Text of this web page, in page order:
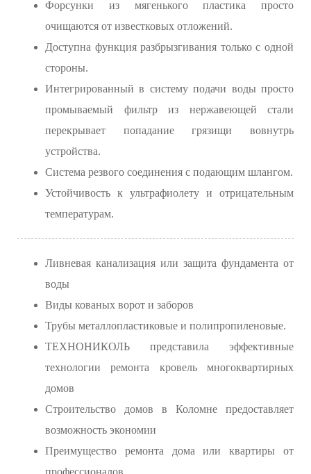
Форсунки из мягенького пластика просто
очищаются от известковых отложений.
Доступна функция разбрызгивания только с одной
стороны.
Интегрированный в систему подачи воды просто
промываемый фильтр из нержавеющей стали
перекрывает попадание грязищи вовнутрь
устройства.
Система резвого соединения с подающим шлангом.
Устойчивость к ультрафиолету и отрицательным
температурам.
Ливневая канализация или защита фундамента от
воды
Виды кованых ворот и заборов
Трубы металлопластиковые и полипропиленовые.
ТЕХНОНИКОЛЬ представила эффективные
технологии ремонта кровель многоквартирных
домов
Строительство домов в Коломне предоставляет
возможность экономии
Преимущество ремонта дома или квартиры от
профессионалов